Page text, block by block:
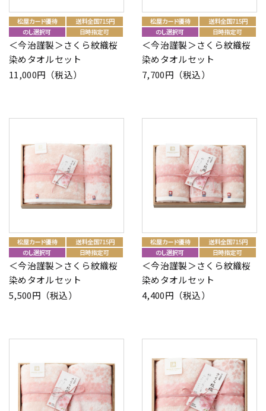
＜今治謹製＞さくら紋織桜
染めタオルセット
11,000円（税込）
＜今治謹製＞さくら紋織桜
染めタオルセット
7,700円（税込）
＜今治謹製＞さくら紋織桜
染めタオルセット
5,500円（税込）
＜今治謹製＞さくら紋織桜
染めタオルセット
4,400円（税込）